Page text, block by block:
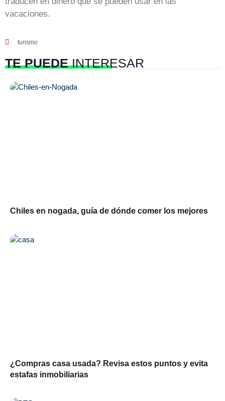
vacaciones.
turismo
TE PUEDEINTERESAR
Chiles en nogada, guía de dónde comer los mejores
¿Compras casa usada? Revisa estos puntos y evita
estafas inmobiliarias